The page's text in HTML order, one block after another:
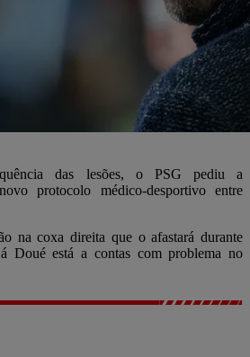
das lesões, o PSG pediu a
protocolo médico-desportivo entre
na coxa direita que o afastará durante
Doué está a contas com problema no